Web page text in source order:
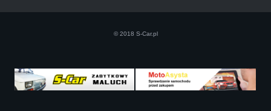
naprawde ludzki, nie zdziera, nie oszukuje.
© 2018 S-Car.pl